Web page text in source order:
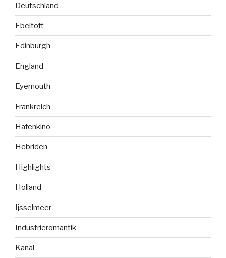
Deutschland
Ebeltoft
Edinburgh
England
Eyemouth
Frankreich
Hafenkino
Hebriden
Highlights
Holland
Ijsselmeer
Industrieromantik
Kanal